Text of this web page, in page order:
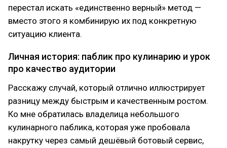
перестал искать «единственно верный» метод —
вместо этого я комбинирую их под конкретную
ситуацию клиента.
Личная история: паблик про кулинарию и урок
про качество аудитории
Расскажу случай, который отлично иллюстрирует
разницу между быстрым и качественным ростом.
Ко мне обратилась владелица небольшого
кулинарного паблика, которая уже пробовала
накрутку через самый дешёвый ботовый сервис,